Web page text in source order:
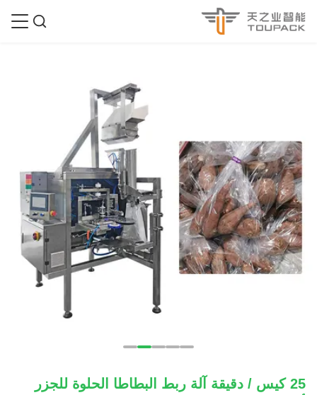
25 كيس / دقيقة آلة ربط البطاطا الحلوة للجزر